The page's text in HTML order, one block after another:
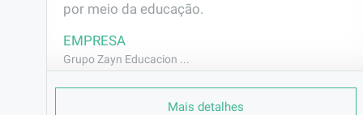
por meio da educação.
EMPRESA
Grupo Zayn Educacion ...
Mais detalhes